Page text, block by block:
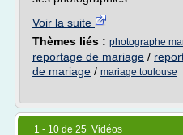
Voir la suite
Thèmes liés : photographe
reportage de mariage /
de mariage / mariage toulouse
1 - 10 de 25 Vidéos